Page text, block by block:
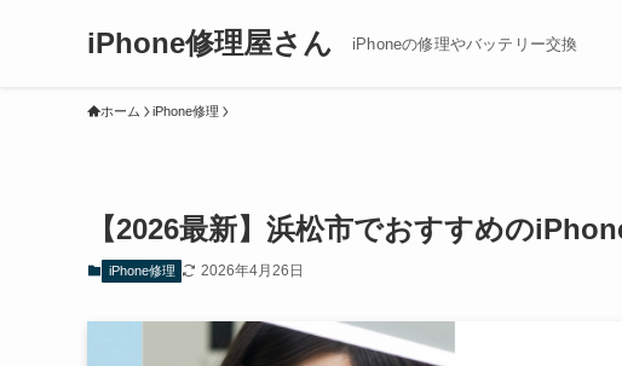
iPhone修理屋さん iPhoneの修理やバッテリー交換
ホーム iPhone修理
【2026最新】浜松市でおすすめの
iPhone修理 2026年4月26日